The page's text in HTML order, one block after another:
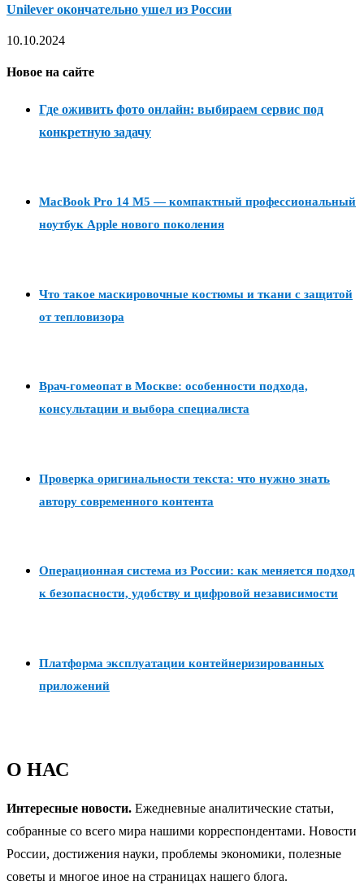
Unilever окончательно ушел из России
10.10.2024
Новое на сайте
Где оживить фото онлайн: выбираем сервис под
конкретную задачу
MacBook Pro 14 M5 — компактный профессиональный
ноутбук Apple нового поколения
Что такое маскировочные костюмы и ткани с защитой
от тепловизора
Врач-гомеопат в Москве: особенности подхода,
консультации и выбора специалиста
Проверка оригинальности текста: что нужно знать
автору современного контента
Операционная система из России: как меняется подход
к безопасности, удобству и цифровой независимости
Платформа эксплуатации контейнеризированных
приложений
О НАС
Интересные новости. Ежедневные аналитические статьи,
собранные со всего мира нашими корреспондентами. Новости
России, достижения науки, проблемы экономики, полезные
советы и многое иное на страницах нашего блога.